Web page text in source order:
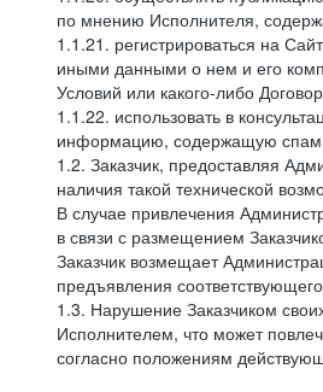
по мнению Исполнителя,
1.1.21. регистрироваться на
иными данными о нем и его
Условий или какого-либо
1.1.22. использовать в
информацию, содержащую спам,
1.2. Заказчик, предоставляя
наличия такой технической
В случае привлечения
в связи с размещением
Заказчик возмещает
предъявления
1.3. Нарушение Заказчиком
Исполнителем, что может
согласно положениям